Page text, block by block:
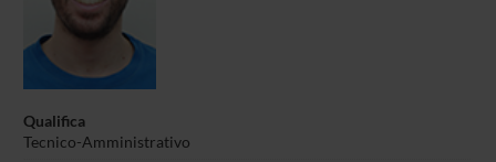
Qualifica
Tecnico-Amministrativo